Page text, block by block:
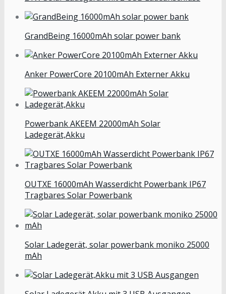
GrandBeing 16000mAh solar power bank
Anker PowerCore 20100mAh Externer Akku
Powerbank AKEEM 22000mAh Solar
Ladegerät,Akku
OUTXE 16000mAh Wasserdicht Powerbank IP67
Tragbares Solar Powerbank
Solar Ladegerät, solar powerbank moniko 25000
mAh